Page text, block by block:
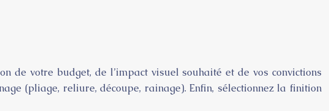
de votre budget, de l’impact visuel souhaité et de vos convictions
(pliage, reliure, découpe, rainage). Enfin, sélectionnez la finition